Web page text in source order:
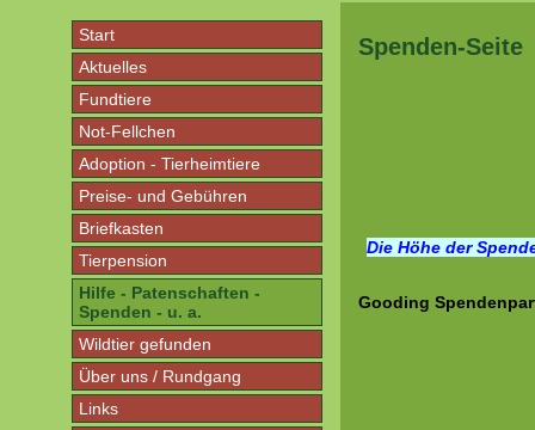
Start
Aktuelles
Fundtiere
Not-Fellchen
Adoption - Tierheimtiere
Preise- und Gebühren
Briefkasten
Tierpension
Hilfe - Patenschaften -
Spenden - u. a.
Wildtier gefunden
Über uns / Rundgang
Links
Spenden-Seite
Die Höhe der
Gooding